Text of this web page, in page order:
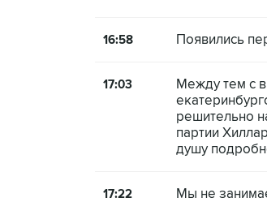
16:58 Появились
17:03
Между тем с
решительно
партии
душу
17:22 Мы не